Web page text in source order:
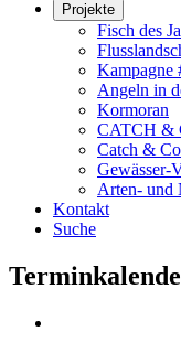
Projekte
Fisch des
Kampagne
Angeln in
Kormoran
CATCH &
Catch &
Gewässer-
Arten- und
Kontakt
Suche